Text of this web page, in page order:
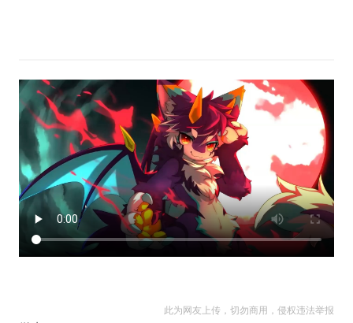
此为网友上传，切勿商用，侵权违法举报